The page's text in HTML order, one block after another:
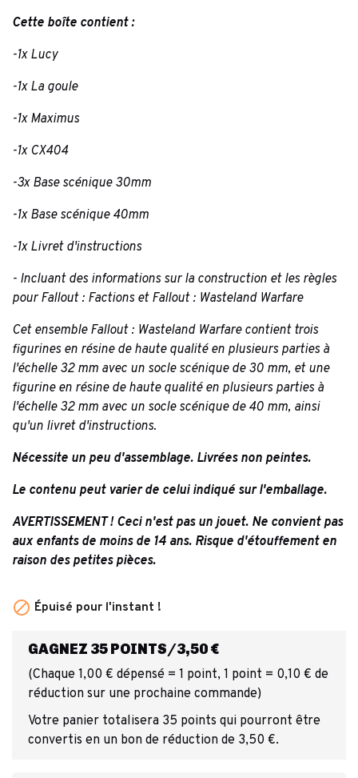
Cette boîte contient :
-1x Lucy
-1x La goule
-1x Maximus
-1x CX404
-3x Base scénique 30mm
-1x Base scénique 40mm
-1x Livret d'instructions
- Incluant des informations sur la construction et les règles
pour Fallout : Factions et Fallout : Wasteland Warfare
Cet ensemble Fallout : Wasteland Warfare contient trois
figurines en résine de haute qualité en plusieurs parties à
l'échelle 32 mm avec un socle scénique de 30 mm, et une
figurine en résine de haute qualité en plusieurs parties à
l'échelle 32 mm avec un socle scénique de 40 mm, ainsi
qu'un livret d'instructions.
Nécessite un peu d'assemblage. Livrées non peintes.
Le contenu peut varier de celui indiqué sur l'emballage.
AVERTISSEMENT ! Ceci n'est pas un jouet. Ne convient pas
aux enfants de moins de 14 ans. Risque d'étouffement en
raison des petites pièces.
 Épuisé pour l'instant !
GAGNEZ 35 POINTS/3,50 €
(Chaque 1,00 € dépensé = 1 point, 1 point = 0,10 € de
réduction sur une prochaine commande)
Votre panier totalisera 35 points qui pourront être
convertis en un bon de réduction de 3,50 €.